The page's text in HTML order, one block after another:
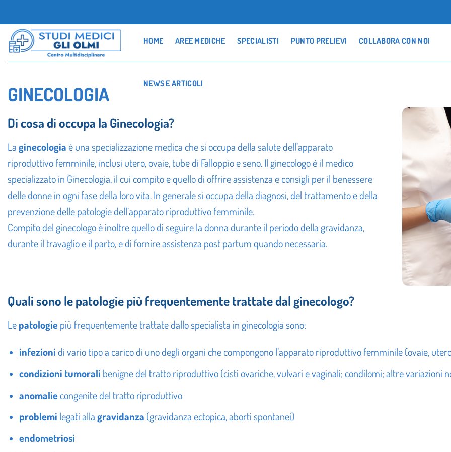
contenuti
HOME AREE MEDICHE SPECIALISTI PUNTO PRELIEVI COLLABORA CON NOI
NEWS E ARTICOLI
GINECOLOGIA
Di cosa di occupa la Ginecologia?
Laginecologia è una specializzazione medica che si occupa della salute dell’apparato
riproduttivo femminile, inclusi utero, ovaie, tube di Falloppio e seno. Il ginecologo è il medico
specializzato in Ginecologia, il cui compito e quello di offrire assistenza e consigli per il benessere
delle donne in ogni fase della loro vita. In generale si occupa della diagnosi, del trattamento e della
prevenzione delle patologie dell’apparato riproduttivo femminile.
Compito del ginecologo è inoltre quello di seguire la donna durante il periodo della gravidanza,
durante il travaglio e il parto, e di fornire assistenza post partum quando necessaria.
Quali sono le patologie più frequentemente trattate dal ginecologo?
Lepatologiepiù frequentemente trattate dallo specialista in ginecologia sono:
infezioni di vario tipo a carico di uno degli organi che compongono l’apparato riproduttivo femminile (ovaie,
condizioni tumorali benigne del tratto riproduttivo (cisti ovariche, vulvari e vaginali; condilomi; altre variazioni
anomaliecongenite del tratto riproduttivo
problemi legati allagravidanza (gravidanza ectopica, aborti spontanei)
endometriosi